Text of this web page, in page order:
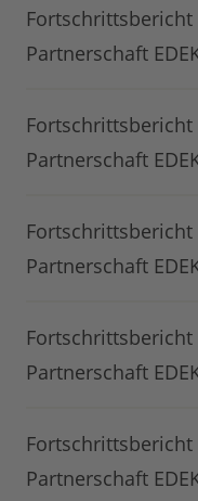
Partnerschaft
Partnerschaft
Partnerschaft
Partnerschaft
Partnerschaft